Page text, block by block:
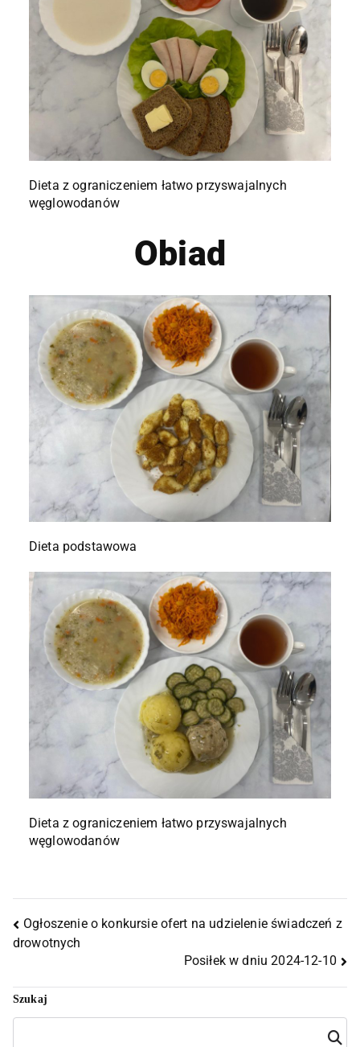
Dieta z ograniczeniem łatwo przyswajalnych
węglowodanów
Obiad
Dieta podstawowa
Dieta z ograniczeniem łatwo przyswajalnych
węglowodanów
Ogłoszenie o konkursie ofert na udzielenie świadczeń z
drowotnych
Posiłek w dniu 2024-12-10
Szukaj
Szuka
j